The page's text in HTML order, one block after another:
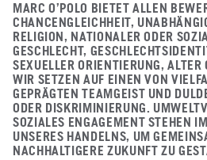
MARC O'POLO BIETET ALLEN
CHANCENGLEICHHEIT,
RELIGION, NATIONALER ODER
GESCHLECHT,
SEXUELLER ORIENTIERUNG, ALTER
WIR SETZEN AUF EINEN VON
GEPRÄGTEN TEAMGEIST UND
ODER DISKRIMINIERUNG.
SOZIALES ENGAGEMENT STEHEN
UNSERES HANDELNS, UM
NACHHALTIGERE ZUKUNFT ZU